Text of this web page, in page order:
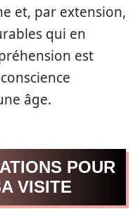
et, par extension,
qui en
est
âge.
POUR
VISITE